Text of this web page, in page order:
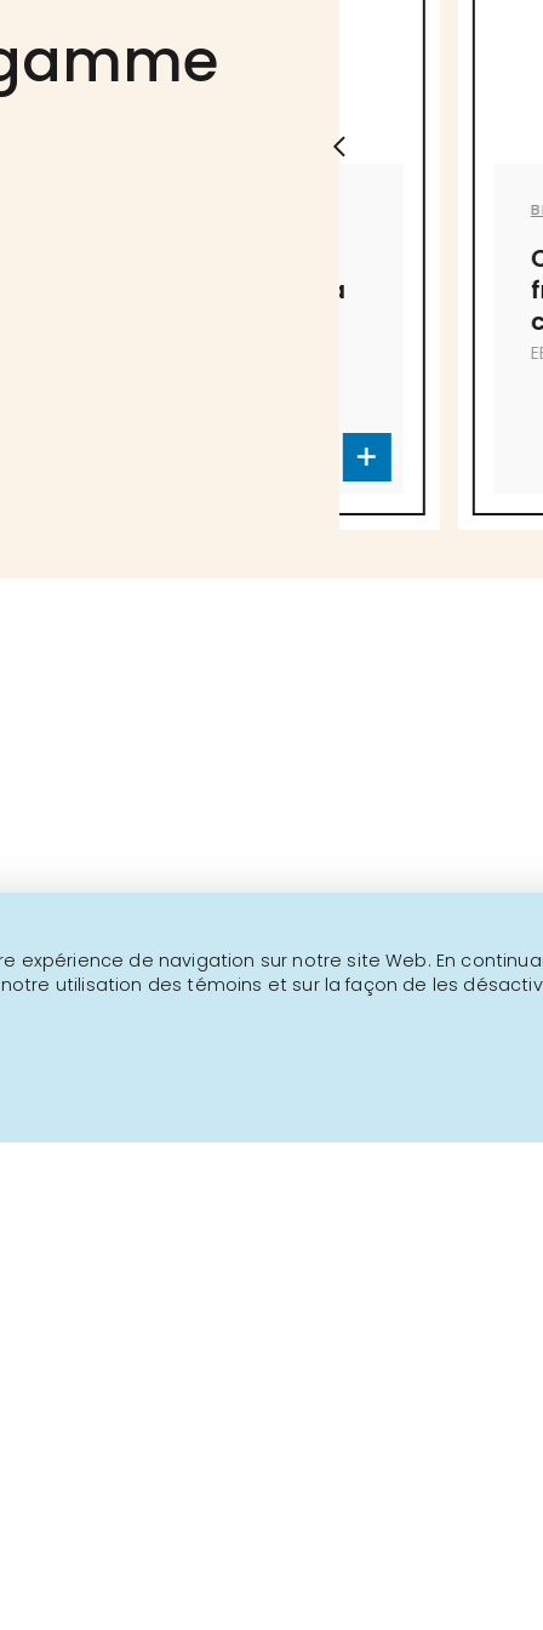
expérience de navigation sur notre site Web. En
utilisation des témoins et sur la façon de les
BRÛLERIES FARO
Café
froid Faro